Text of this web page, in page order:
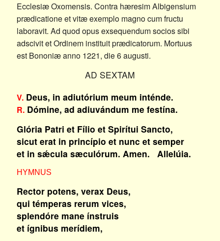
Ecclesiæ Oxomensis. Contra hæresim Albigensium
prædicatione et vitæ exemplo magno cum fructu
laboravit. Ad quod opus exsequendum socios sibi
adscivit et Ordinem instituit prædicatorum. Mortuus
est Bononiæ anno 1221, die 6 augusti.
AD SEXTAM
V.Deus, in adiutórium meum inténde.
R.Dómine, ad adiuvándum me festína.
Glória Patri et Fílio et Spirítui Sancto,
sicut erat in princípio et nunc et semper
et in sǽcula sæculórum. Amen. Allelúia.
HYMNUS
Rector potens, verax Deus,
qui témperas rerum vices,
splendóre mane ínstruis
et ígnibus merídiem,